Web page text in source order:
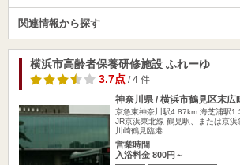
関連情報から探す
横浜市高齢者保養研修施設 ふれーゆ
3.7点/ 4 件
神奈川県 / 横浜市鶴見区末広
京急東神奈川駅4.87km 海芝浦駅
JR京浜東北線 鶴見駅、または京浜
川崎鶴見臨港…
営業時間
入浴料金 800円～